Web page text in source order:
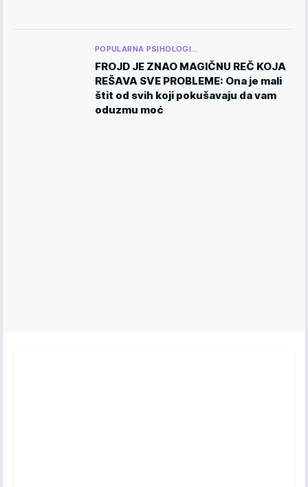
POPULARNA PSIHOLOGI…
FROJD JE ZNAO MAGIČNU REČ KOJA
REŠAVA SVE PROBLEME: Ona je mali
štit od svih koji pokušavaju da vam
oduzmu moć